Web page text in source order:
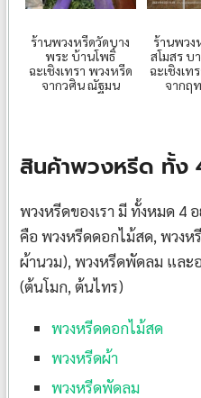
ร้านพวงหรีดวัดบาง
พระ บ้านโพธิ์
ฉะเชิงเทรา พวงหรีด
จากวศิน ณัฐมน
ร้านพวง
สโมสร บ
ฉะเชิงเท
จากฤ
สินค้าพวงหรีด ทั้ง
พวงหรีดของเรา มี ทั้งหมด 4
คือ พวงหรีดดอกไม้สด, พวง
ผ้านวม), พวงหรีดพัดลม และ
(ต้นโมก, ต้นไทร)
พวงหรีดดอกไม้สด
พวงหรีดผ้า
พวงหรีดพัดลม